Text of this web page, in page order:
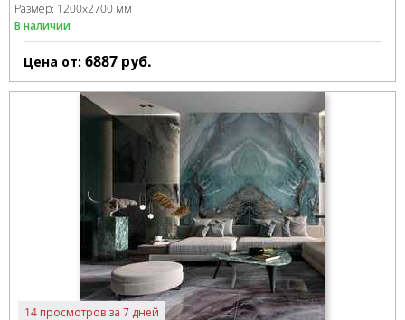
Размер: 1200x2700 мм
В наличии
Цена от: 6887 руб.
14 просмотров за 7 дней